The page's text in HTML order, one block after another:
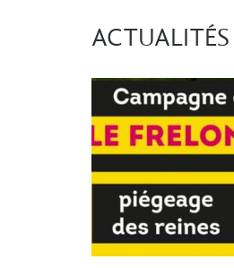
ACTUALITÉS